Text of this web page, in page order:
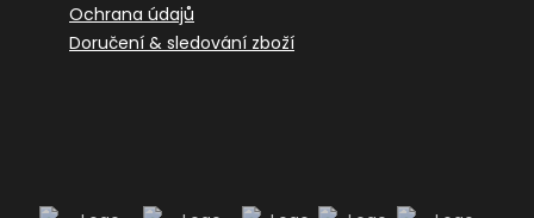
Ochrana údajů
Doručení & sledování zboží